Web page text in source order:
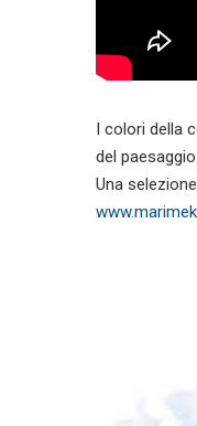
I colori della
del
Una